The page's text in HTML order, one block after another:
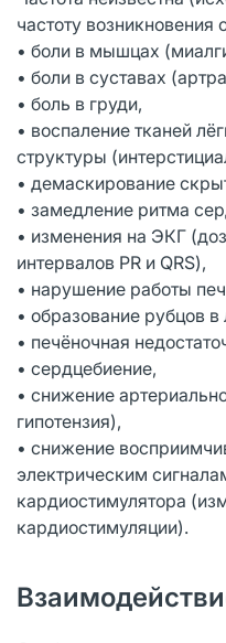
частоту
• боли в мышцах
• боли в суставах
• боль в груди,
• воспаление тканей
структуры
• демаскирование
• замедление ритма
• изменения на ЭКГ
интервалов PR и QRS),
• нарушение работы
• образование рубцов
• печёночная
• сердцебиение,
• снижение
гипотензия),
• снижение
электрическим
кардиостимулятора
кардиостимуляции).